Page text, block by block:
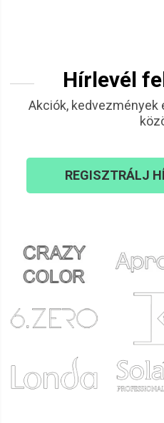
Hírlevél
Akciók, kedvezmények
REGISZTRÁLJ